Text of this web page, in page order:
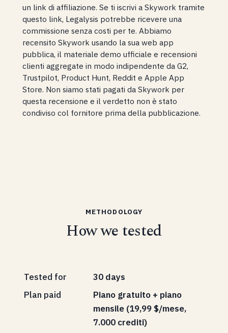
un link di affiliazione. Se ti iscrivi a Skywork tramite
questo link, Legalysis potrebbe ricevere una
commissione senza costi per te. Abbiamo
recensito Skywork usando la sua web app
pubblica, il materiale demo ufficiale e recensioni
clienti aggregate in modo indipendente da G2,
Trustpilot, Product Hunt, Reddit e Apple App
Store. Non siamo stati pagati da Skywork per
questa recensione e il verdetto non è stato
condiviso col fornitore prima della pubblicazione.
METHODOLOGY
How we tested
Tested for
30 days
Plan paid
Piano gratuito + piano
mensile (19,99 $/mese,
7.000 crediti)